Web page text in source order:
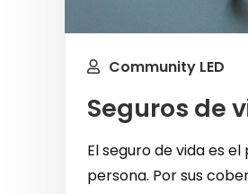
Community LED
Seguros de
El seguro de vida es
persona. Por sus